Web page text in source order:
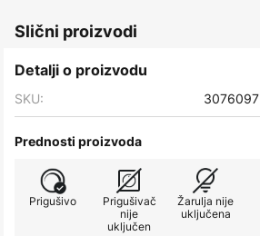
Slični proizvodi
Detalji o proizvodu
SKU: 3076097
Prednosti proizvoda
Prigušivo
Prigušivač
nije
uključen
Žarulja nije
uključena